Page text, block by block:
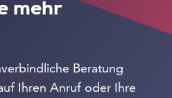
mehr
Beratung
Ihren Anruf oder Ihre